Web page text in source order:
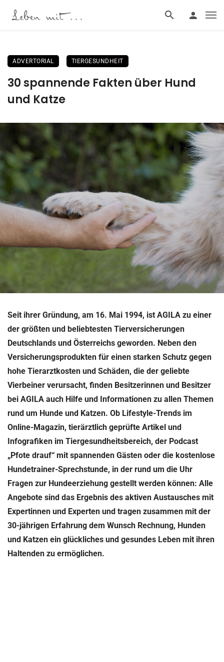
ADVERTORIAL TIERGESUNDHEIT
30 spannende Fakten über Hund
und Katze
Seit ihrer Gründung, am 16. Mai 1994, ist AGILA zu einer
der größten und beliebtesten Tierversicherungen
Deutschlands und Österreichs geworden. Neben den
Versicherungsprodukten für einen starken Schutz gegen
hohe Tierarztkosten und Schäden, die der geliebte
Vierbeiner verursacht, finden Besitzerinnen und Besitzer
bei AGILA auch Hilfe und Informationen zu allen Themen
rund um Hunde und Katzen. Ob Lifestyle-Trends im
Online-Magazin, tierärztlich geprüfte Artikel und
Infografiken im Tiergesundheitsbereich, der Podcast
„Pfote drauf“ mit spannenden Gästen oder die kostenlose
Hundetrainer-Sprechstunde, in der rund um die Uhr
Fragen zur Hundeerziehung gestellt werden können: Alle
Angebote sind das Ergebnis des aktiven Austausches mit
Expertinnen und Experten und tragen zusammen mit der
30-jährigen Erfahrung dem Wunsch Rechnung, Hunden
und Katzen ein glückliches und gesundes Leben mit ihren
Haltenden zu ermöglichen.